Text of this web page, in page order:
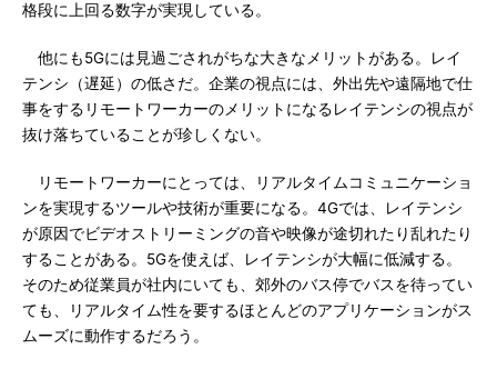
格段に上回る数字が実現している。
他にも5Gには見過ごされがちな大きなメリットがある。レイ
テンシ（遅延）の低さだ。企業の視点には、外出先や遠隔地で仕
事をするリモートワーカーのメリットになるレイテンシの視点が
抜け落ちていることが珍しくない。
リモートワーカーにとっては、リアルタイムコミュニケーショ
ンを実現するツールや技術が重要になる。4Gでは、レイテンシ
が原因でビデオストリーミングの音や映像が途切れたり乱れたり
することがある。5Gを使えば、レイテンシが大幅に低減する。
そのため従業員が社内にいても、郊外のバス停でバスを待ってい
ても、リアルタイム性を要するほとんどのアプリケーションがス
ムーズに動作するだろう。